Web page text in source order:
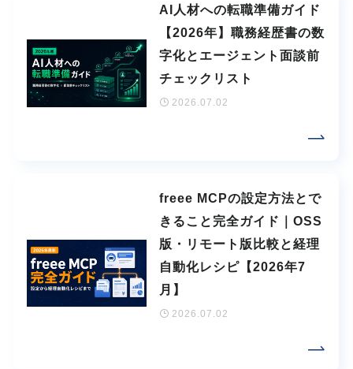
AI人材への転職準備ガイド
【2026年】職務経歴書の数
字化とエージェント面談前
チェックリスト
2026.07.02
freee MCPの設定方法とで
きること完全ガイド｜OSS
版・リモート版比較と経理
自動化レシピ【2026年7
月】
2026.07.02